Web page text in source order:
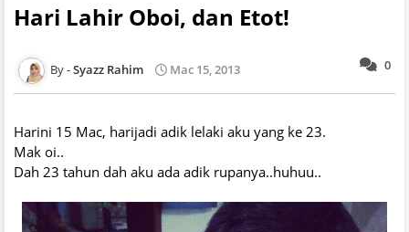
Hari Lahir Oboi, dan Etot!
0
Syazz Rahim Mac 15, 2013
Harini 15 Mac, harijadi adik lelaki aku yang ke 23.
Mak oi..
Dah 23 tahun dah aku ada adik rupanya..huhuu..